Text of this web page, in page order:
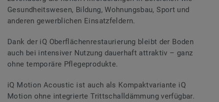
Gesundheitswesen, Bildung, Wohnungsbau, Sport und
anderen gewerblichen Einsatzfeldern.
Dank der iQ Oberflächenrestaurierung bleibt der Boden
auch bei intensiver Nutzung dauerhaft attraktiv – ganz
ohne temporäre Pflegeprodukte.
iQ Motion Acoustic ist auch als Kompaktvariante iQ
Motion ohne integrierte Trittschalldämmung verfügbar.